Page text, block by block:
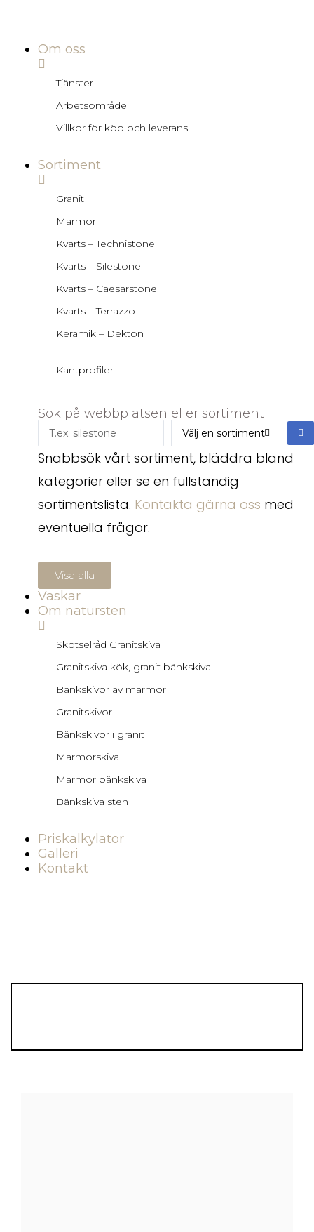
Om oss
Tjänster
Arbetsområde
Villkor för köp och leverans
Sortiment
Granit
Marmor
Kvarts – Technistone
Kvarts – Silestone
Kvarts – Caesarstone
Kvarts – Terrazzo
Keramik – Dekton
Kantprofiler
Sök på webbplatsen eller sortiment
Snabbsök vårt sortiment, bläddra bland
kategorier eller se en fullständig
sortimentslista. Kontakta gärna oss med
eventuella frågor.
Visa alla
Vaskar
Om natursten
Skötselråd Granitskiva
Granitskiva kök, granit bänkskiva
Bänkskivor av marmor
Granitskivor
Bänkskivor i granit
Marmorskiva
Marmor bänkskiva
Bänkskiva sten
Priskalkylator
Galleri
Kontakt